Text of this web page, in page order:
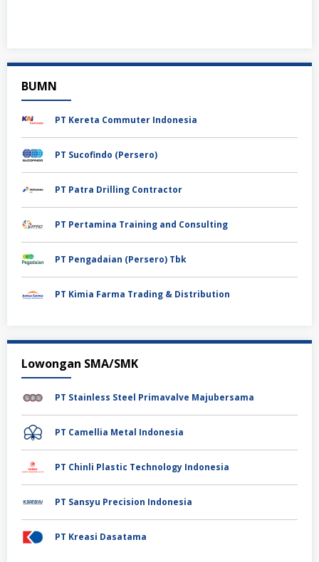
BUMN
PT Kereta Commuter Indonesia
PT Sucofindo (Persero)
PT Patra Drilling Contractor
PT Pertamina Training and Consulting
PT Pengadaian (Persero) Tbk
PT Kimia Farma Trading & Distribution
Lowongan SMA/SMK
PT Stainless Steel Primavalve Majubersama
PT Camellia Metal Indonesia
PT Chinli Plastic Technology Indonesia
PT Sansyu Precision Indonesia
PT Kreasi Dasatama